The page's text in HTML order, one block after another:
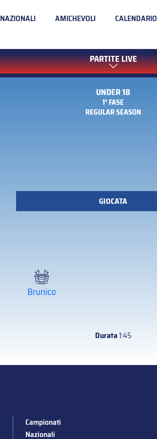
NAZIONALI AMICHEVOLI CALENDARIO
PARTITE LIVE
UNDER 18
1° FASE
REGULAR SEASON
GIOCATA
Brunico
Durata1:45
Campionati
Nazionali